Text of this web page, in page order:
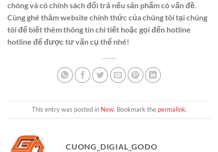
chóng và có chính sách đổi trả nếu sản phẩm có vấn đề.
Cùng ghé thăm website chính thức của chúng tôi tại chúng
tôi để biết thêm thông tin chi tiết hoặc gọi đến hotline
hotline để được tư vấn cụ thể nhé!
This entry was posted in New. Bookmark the permalink.
CUONG_DIGIAL_GODO